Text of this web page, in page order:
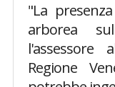
"La
arborea
l'assessore
Regione